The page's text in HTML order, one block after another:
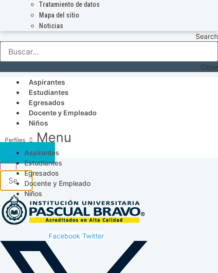
Tratamiento de datos
Mapa del sitio
Noticias
Search
Close
Aspirantes
Estudiantes
Egresados
Docente y Empleado
Niños
Menu
Aspirantes
Estudiantes
Egresados
Docente y Empleado
Niños
Acceso SICAU
Facebook Twitter